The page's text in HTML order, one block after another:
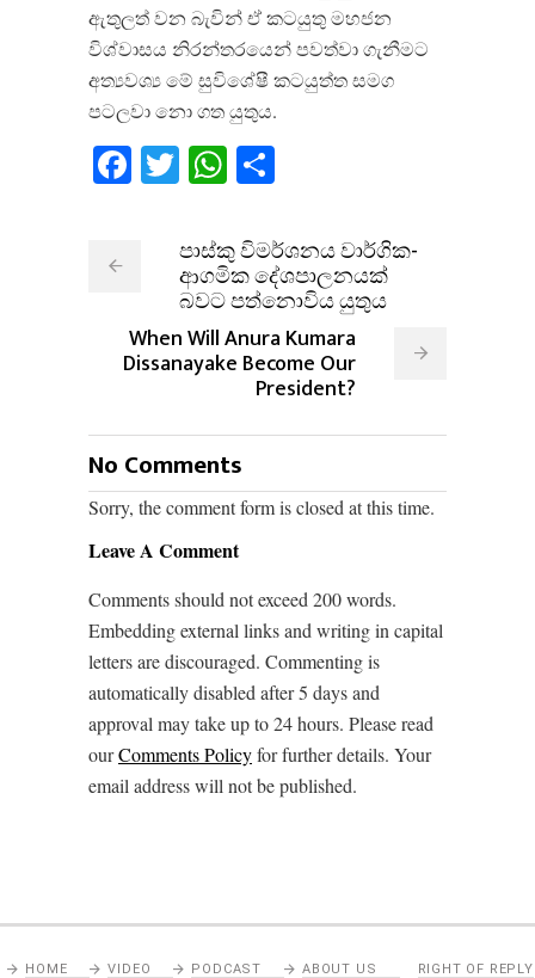
ඇතුලත් වන බැවින් ඒ කටයුතු මහජන
විශ්වාසය නිරන්තරයෙන් පවත්වා ගැනීමට
අත්‍යවශ්‍ය මේ සුවිශේෂී කටයුත්ත සමග
පටලවා නො ගත යුතුය.
Facebook
TwitterWhatsApp
පාස්කු විමර්ශනය වාර්ගික-
ආගමික දේශපාලනයක්
බවට පත්නොවිය යුතුය
When Will Anura Kumara
Dissanayake Become Our
President?
No Comments
Sorry, the comment form is closed at this time.
Leave A Comment
Comments should not exceed 200 words.
Embedding external links and writing in capital
letters are discouraged. Commenting is
automatically disabled after 5 days and
approval may take up to 24 hours. Please read
ourComments Policyfor further details. Your
email address will not be published.
HOME VIDEO PODCAST ABOUT US RIGHT OF REPLY